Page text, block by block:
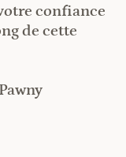
confiance
de cette